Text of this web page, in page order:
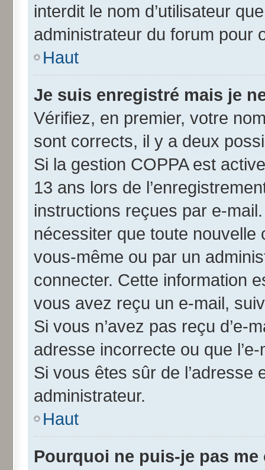
interdit le nom d’utilisateur
administrateur du forum pour
Haut
Je suis enregistré mais je
Vérifiez, en premier, votre
sont corrects, il y a deux
Si la gestion COPPA est
13 ans lors de
instructions reçues par e-
nécessiter que toute
vous-même ou par un
connecter. Cette information
vous avez reçu un e-mail,
Si vous n’avez pas reçu d’e-
adresse incorrecte ou que
Si vous êtes sûr de l’adresse
administrateur.
Haut
Pourquoi ne puis-je pas